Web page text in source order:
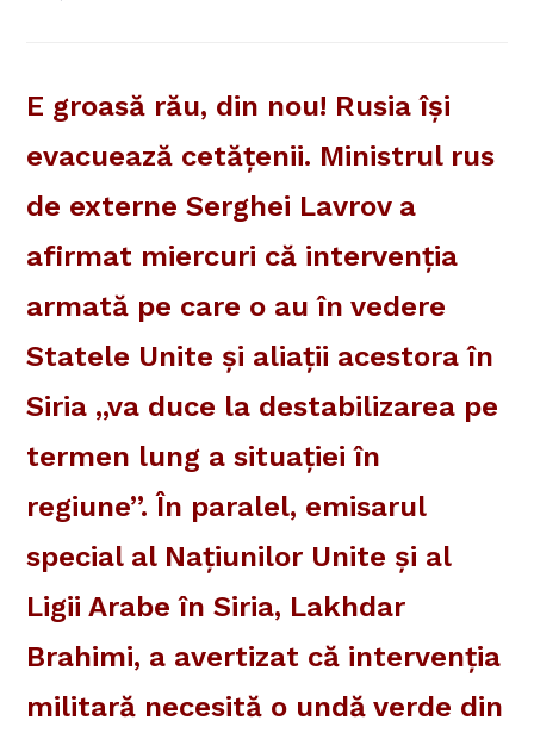
E groasă rău, din nou! Rusia îşi
evacuează cetăţenii. Ministrul rus
de externe Serghei Lavrov a
afirmat miercuri că intervenţia
armată pe care o au în vedere
Statele Unite şi aliaţii acestora în
Siria „va duce la destabilizarea pe
termen lung a situaţiei în
regiune”. În paralel, emisarul
special al Naţiunilor Unite şi al
Ligii Arabe în Siria, Lakhdar
Brahimi, a avertizat că intervenţia
militară necesită o undă verde din